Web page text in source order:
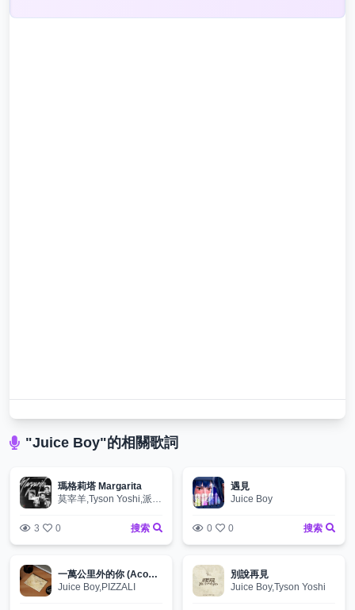
"Juice Boy"的相關歌詞
瑪格莉塔 Margarita
3 0 搜索
遇見
Juice Boy
0 0 搜索
一萬公里外的你 (Acoustic)
Juice Boy,PIZZALI
別說再見
Juice Boy,Tyson Yoshi